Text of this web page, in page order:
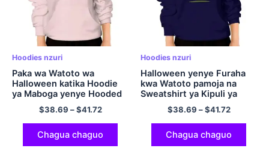
Hoodies nzuri
Paka wa Watoto wa
Halloween katika Hoodie
ya Maboga yenye Hooded
Sweatshirt ya Polyester
Pullover
$38.69 –$41.72
Chagua chaguo
Hoodies nzuri
Halloween yenye Furaha
kwa Watoto pamoja na
Sweatshirt ya Kipuli ya
Polyester yenye Furaha ya
Hoodie Navy Blue
$38.69 –$41.72
Chagua chaguo